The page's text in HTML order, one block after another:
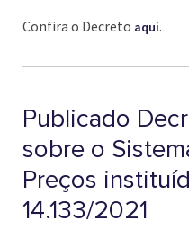
Confira o Decreto aqui.
Publicado
sobre o
Preços
14.133/2021